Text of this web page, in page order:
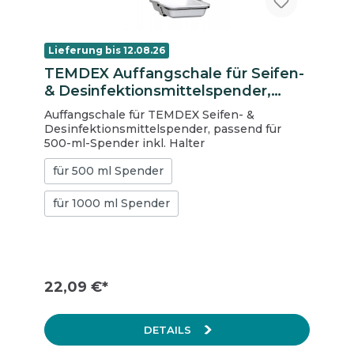
Lieferung bis 12.08.26
TEMDEX Auffangschale für Seifen-
& Desinfektionsmittelspender,
passend für 500-ml-Spender inkl.
Halter
Auffangschale für TEMDEX Seifen- &
Desinfektionsmittelspender, passend für
500-ml-Spender inkl. Halter
für 500 ml Spender
für 1000 ml Spender
22,09 €*
DETAILS